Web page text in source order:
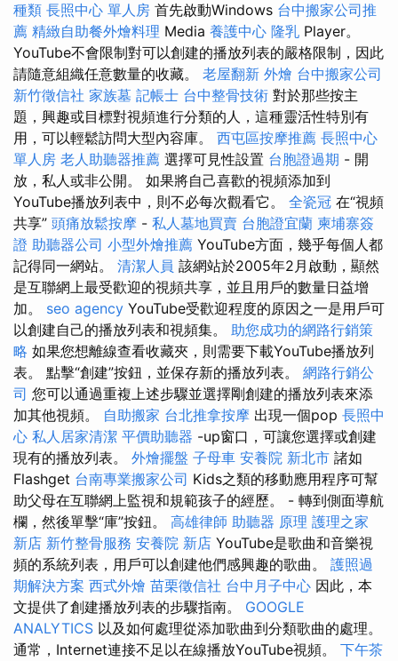
種類 長照中心 單人房 首先啟動Windows 台中搬家公司推
薦 精緻自助餐外燴料理 Media 養護中心 隆乳 Player。
YouTube不會限制對可以創建的播放列表的嚴格限制，因此
請隨意組織任意數量的收藏。 老屋翻新 外燴 台中搬家公司
新竹徵信社 家族墓 記帳士 台中整骨技術 對於那些按主
題，興趣或目標對視頻進行分類的人，這種靈活性特別有
用，可以輕鬆訪問大型內容庫。 西屯區按摩推薦 長照中心
單人房 老人助聽器推薦 選擇可見性設置 台胞證過期 - 開
放，私人或非公開。 如果將自己喜歡的視頻添加到
YouTube播放列表中，則不必每次觀看它。 全瓷冠 在“視頻
共享” 頭痛放鬆按摩 - 私人墓地買賣 台胞證宜蘭 柬埔寨簽
證 助聽器公司 小型外燴推薦 YouTube方面，幾乎每個人都
記得同一網站。 清潔人員 該網站於2005年2月啟動，顯然
是互聯網上最受歡迎的視頻共享，並且用戶的數量日益增
加。 seo agency YouTube受歡迎程度的原因之一是用戶可
以創建自己的播放列表和視頻集。 助您成功的網路行銷策
略 如果您想離線查看收藏夾，則需要下載YouTube播放列
表。 點擊“創建”按鈕，並保存新的播放列表。 網路行銷公
司 您可以通過重複上述步驟並選擇剛創建的播放列表來添
加其他視頻。 自助搬家 台北推拿按摩 出現一個pop 長照中
心 私人居家清潔 平價助聽器 -up窗口，可讓您選擇或創建
現有的播放列表。 外燴擺盤 子母車 安養院 新北市 諸如
Flashget 台南專業搬家公司 Kids之類的移動應用程序可幫
助父母在互聯網上監視和規範孩子的經歷。 - 轉到側面導航
欄，然後單擊“庫”按鈕。 高雄律師 助聽器 原理 護理之家
新店 新竹整骨服務 安養院 新店 YouTube是歌曲和音樂視
頻的系統列表，用戶可以創建他們感興趣的歌曲。 護照過
期解決方案 西式外燴 苗栗徵信社 台中月子中心 因此，本
文提供了創建播放列表的步驟指南。 GOOGLE
ANALYTICS 以及如何處理從添加歌曲到分類歌曲的處理。
通常，Internet連接不足以在線播放YouTube視頻。 下午茶